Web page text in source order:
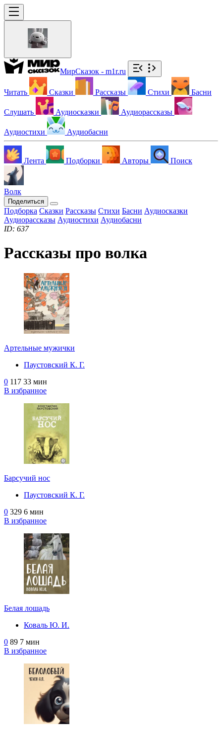
МирСказок - m1r.ru
Читать Сказки Рассказы Стихи Басни
Слушать Аудиосказки Аудиорассказы
Аудиостихи Аудиобасни
Лента Подборки Авторы Поиск
Волк
Поделиться
Подборка Сказки Рассказы Стихи Басни Аудиосказки
Аудиорассказы Аудиостихи Аудиобасни
ID: 637
Рассказы про волка
Артельные мужички
Паустовский К. Г.
0 117 33 мин
В избранное
Барсучий нос
Паустовский К. Г.
0 329 6 мин
В избранное
Белая лошадь
Коваль Ю. И.
0 89 7 мин
В избранное